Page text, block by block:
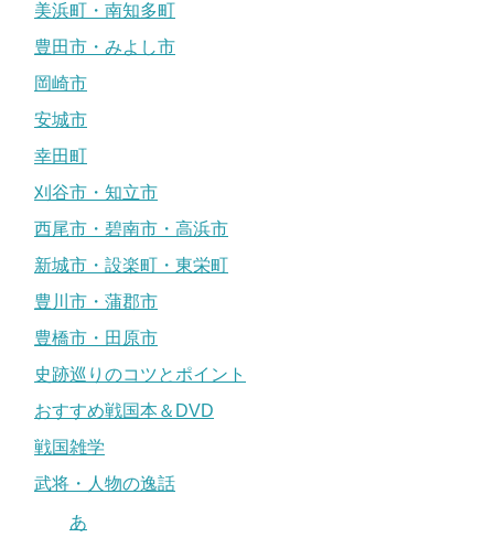
美浜町・南知多町
豊田市・みよし市
岡崎市
安城市
幸田町
刈谷市・知立市
西尾市・碧南市・高浜市
新城市・設楽町・東栄町
豊川市・蒲郡市
豊橋市・田原市
史跡巡りのコツとポイント
おすすめ戦国本＆DVD
戦国雑学
武将・人物の逸話
あ